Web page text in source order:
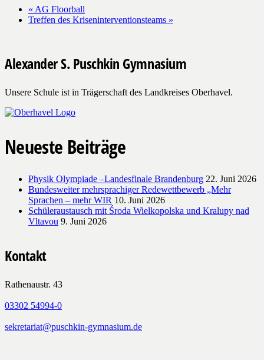
« AG Floorball
Treffen des Kriseninterventionsteams »
Alexander S. Puschkin Gymnasium
Unsere Schule ist in Trägerschaft des Landkreises Oberhavel.
Neueste Beiträge
Physik Olympiade –Landesfinale Brandenburg 22. Juni 2026
Bundesweiter mehrsprachiger Redewettbewerb „Mehr
Sprachen – mehr WIR 10. Juni 2026
Schüleraustausch mit Środa Wielkopolska und Kralupy nad
Vltavou 9. Juni 2026
Kontakt
Rathenaustr. 43
03302 54994-0
sekretariat@puschkin-gymnasium.de